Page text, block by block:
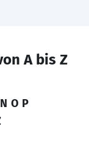
A bis Z
N O P